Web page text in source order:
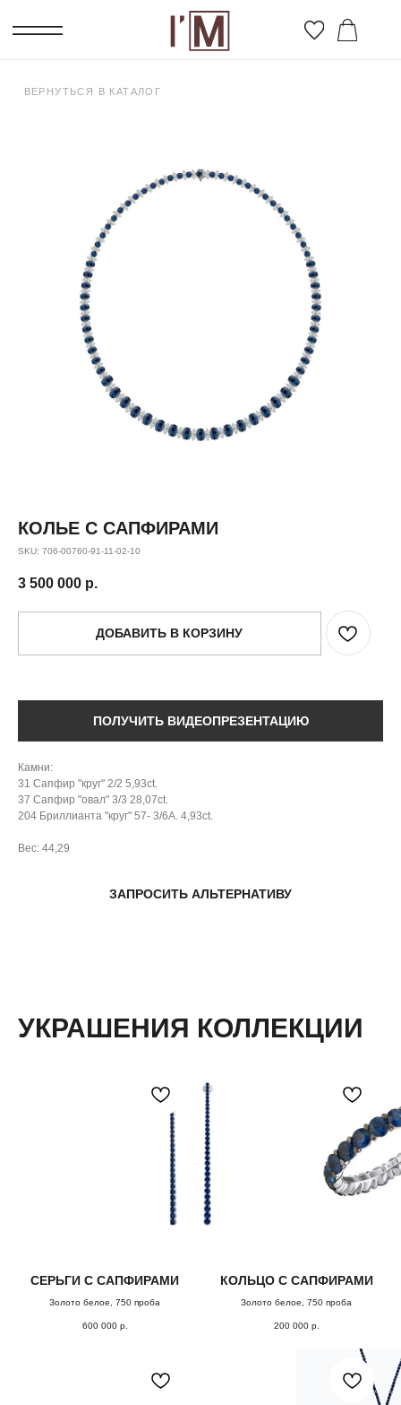
КОЛЬЕ С САПФИРАМИ
SKU: 706-00760-91-11-02-10
3 500 000 р.
ДОБАВИТЬ В КОРЗИНУ
ПОЛУЧИТЬ ВИДЕОПРЕЗЕНТАЦИЮ
Камни:
31 Сапфир "круг" 2/2 5,93ct.
37 Сапфир "овал" 3/3 28,07ct.
204 Бриллианта "круг" 57- 3/6А. 4,93ct.
Вес: 44,29
ЗАПРОСИТЬ АЛЬТЕРНАТИВУ
УКРАШЕНИЯ КОЛЛЕКЦИИ
СЕРЬГИ С САПФИРАМИ
Золото белое, 750 проба
600 000 р.
КОЛЬЦО С САПФИРАМИ
Золото белое, 750 проба
200 000 р.